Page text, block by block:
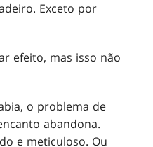
Exceto por
efeito, mas isso não
o problema de
abandona.
e meticuloso. Ou